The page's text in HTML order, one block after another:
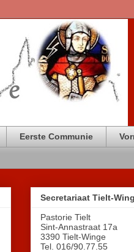
Eerste Communie
Secretariaat Tielt-
Pastorie Tielt
Sint-Annastraat 17a
3390 Tielt-Winge
Tel. 016/90.77.55